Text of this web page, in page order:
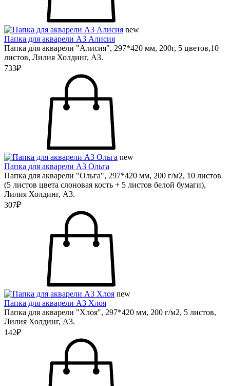
new
Папка для акварели А3 Алисия
Папка для акварели "Алисия", 297*420 мм, 200г, 5 цветов,10
листов, Лилия Холдинг, А3.
733₽
new
Папка для акварели А3 Ольга
Папка для акварели "Ольга", 297*420 мм, 200 г/м2, 10 листов
(5 листов цвета слоновая кость + 5 листов белой бумаги),
Лилия Холдинг, А3.
307₽
new
Папка для акварели А3 Хлоя
Папка для акварели "Хлоя", 297*420 мм, 200 г/м2, 5 листов,
Лилия Холдинг, А3.
142₽